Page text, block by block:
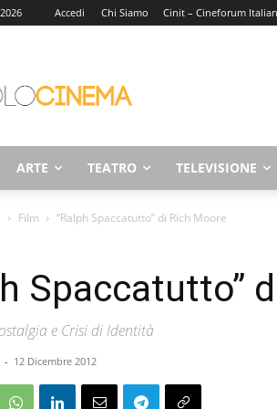
Accedi Chi Siamo Cinit – Cineforum
ARTE TEATRO TELEVISIONE
Film “Ralph Spaccatutto” di Rich Moore
Spaccatutto”
e Crisi di Identità
- 12 Dicembre 2012